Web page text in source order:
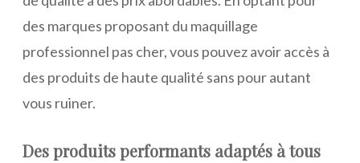
des marques proposant du maquillage
professionnel pas cher, vous pouvez avoir accès à
des produits de haute qualité sans pour autant
vous ruiner.
Des produits performants adaptés à tous